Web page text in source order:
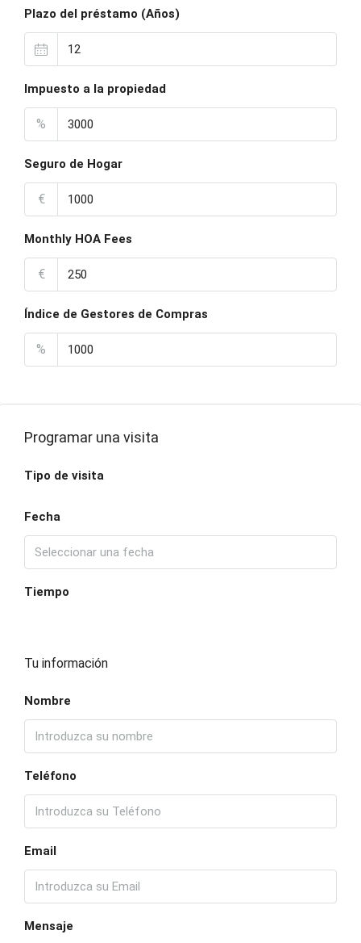
Plazo del préstamo (Años)
Impuesto a la propiedad
%
Seguro de Hogar
€
Monthly HOA Fees
€
Índice de Gestores de Compras
%
Programar una visita
Tipo de visita
Fecha
Tiempo
Tu información
Nombre
Teléfono
Email
Mensaje